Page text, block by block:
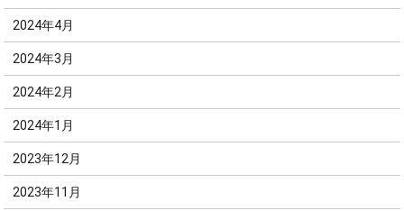
2024年4月
2024年3月
2024年2月
2024年1月
2023年12月
2023年11月